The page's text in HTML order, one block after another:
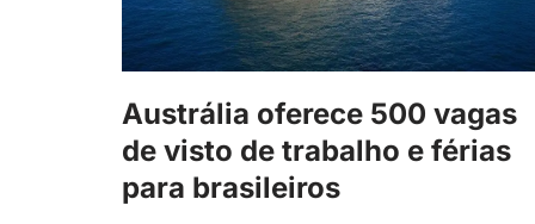
Austrália oferece 500 vagas
de visto de trabalho e férias
para brasileiros